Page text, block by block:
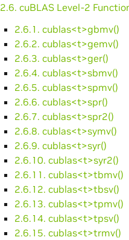
2.6. cuBLAS Level-2
2.6.1. cublas<t>gbmv()
2.6.2. cublas<t>gemv()
2.6.3. cublas<t>ger()
2.6.4. cublas<t>sbmv()
2.6.5. cublas<t>spmv()
2.6.6. cublas<t>spr()
2.6.7. cublas<t>spr2()
2.6.8. cublas<t>symv()
2.6.9. cublas<t>syr()
2.6.10. cublas<t>syr2()
2.6.11. cublas<t>tbmv()
2.6.12. cublas<t>tbsv()
2.6.13. cublas<t>tpmv()
2.6.14. cublas<t>tpsv()
2.6.15. cublas<t>trmv()